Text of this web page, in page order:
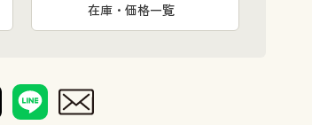
在庫・価格一覧